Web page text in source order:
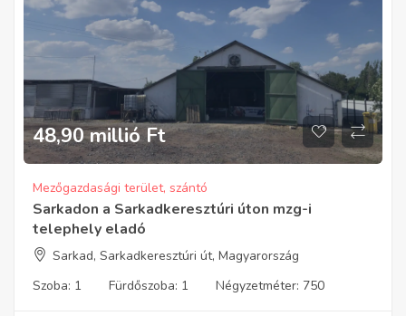
48,90 millió Ft
Mezőgazdasági terület, szántó
Sarkadon a Sarkadkeresztúri úton mzg-i
telephely eladó
Sarkad, Sarkadkeresztúri út, Magyarország
Szoba: 1 Fürdőszoba: 1 Négyzetméter: 750